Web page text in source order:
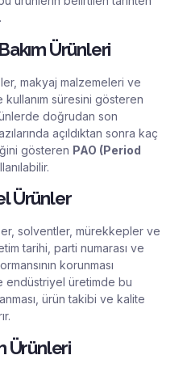
Ürünleri
makyaj malzemeleri ve
süresini gösteren
doğrudan son
açıldıktan sonra kaç
gösteren PAO (Period
Ürünler
solventler, mürekkepler ve
tarihi, parti numarası ve
korunması
endüstriyel üretimde bu
ürün takibi ve kalite
Ürünleri